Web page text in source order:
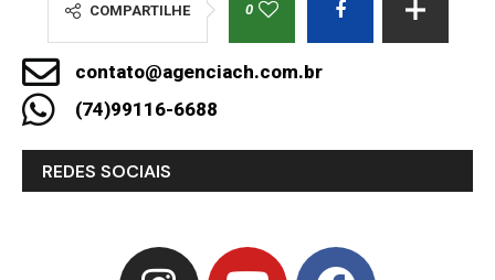
COMPARTILHE 0
contato@agenciach.com.br
(74)99116-6688
REDES SOCIAIS